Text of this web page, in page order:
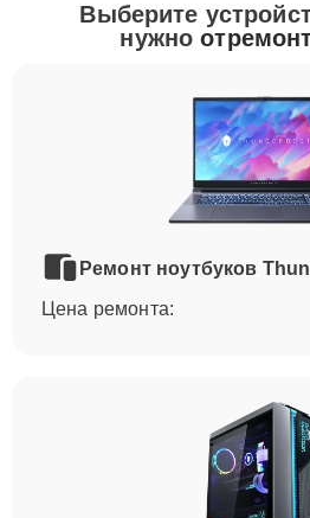
Выберите
нужно
Ремонт ноутбуков
Цена ремонта: